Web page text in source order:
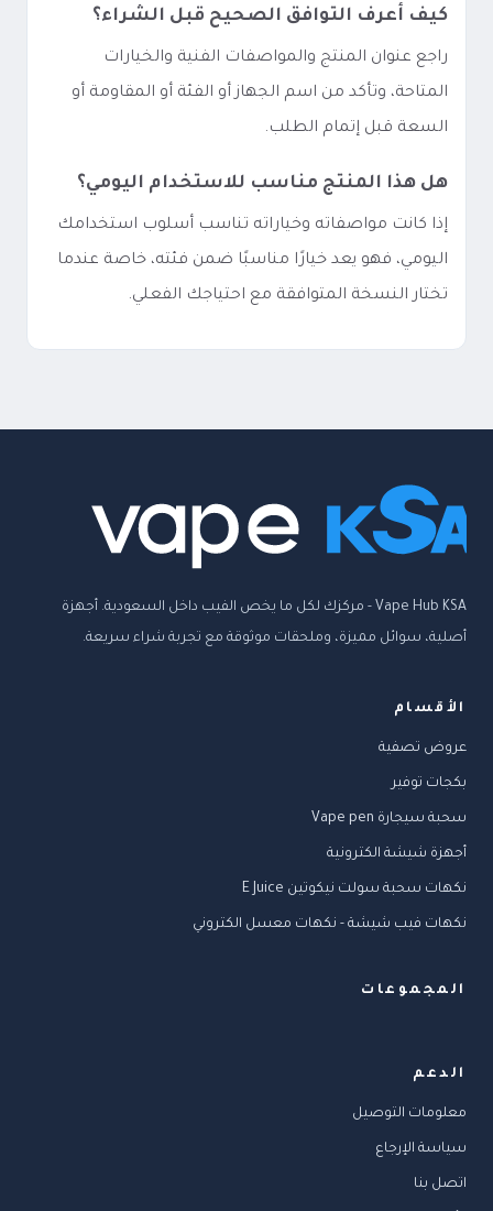
كيف أعرف التوافق الصحيح قبل الشراء؟
راجع عنوان المنتج والمواصفات الفنية والخيارات
المتاحة، وتأكد من اسم الجهاز أو الفئة أو المقاومة أو
السعة قبل إتمام الطلب.
هل هذا المنتج مناسب للاستخدام اليومي؟
إذا كانت مواصفاته وخياراته تناسب أسلوب استخدامك
اليومي، فهو يعد خيارًا مناسبًا ضمن فئته، خاصة عندما
تختار النسخة المتوافقة مع احتياجك الفعلي.
Vape Hub KSA - مركزك لكل ما يخص الفيب داخل السعودية. أجهزة
أصلية، سوائل مميزة، وملحقات موثوقة مع تجربة شراء سريعة.
الأقسام
عروض تصفية
بكجات توفير
سحبة سيجارة Vape pen
أجهزة شيشة الكترونية
نكهات سحبة سولت نيكوتين E Juice
نكهات فيب شيشة - نكهات معسل الكتروني
المجموعات
الدعم
معلومات التوصيل
سياسة الإرجاع
اتصل بنا